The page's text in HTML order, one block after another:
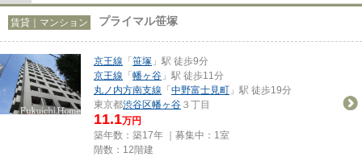
賃貸｜マンション プライマル笹塚
京王線 「笹塚 」駅 徒歩9分
京王線 「幡ヶ谷 」駅 徒歩11分
丸ノ内方南支線 「中野富士見町 」駅 徒歩19分
東京都渋谷区幡ヶ谷 ３丁目
11.1万円
築年数：築17年 ｜募集中： 1室
階数：12階建